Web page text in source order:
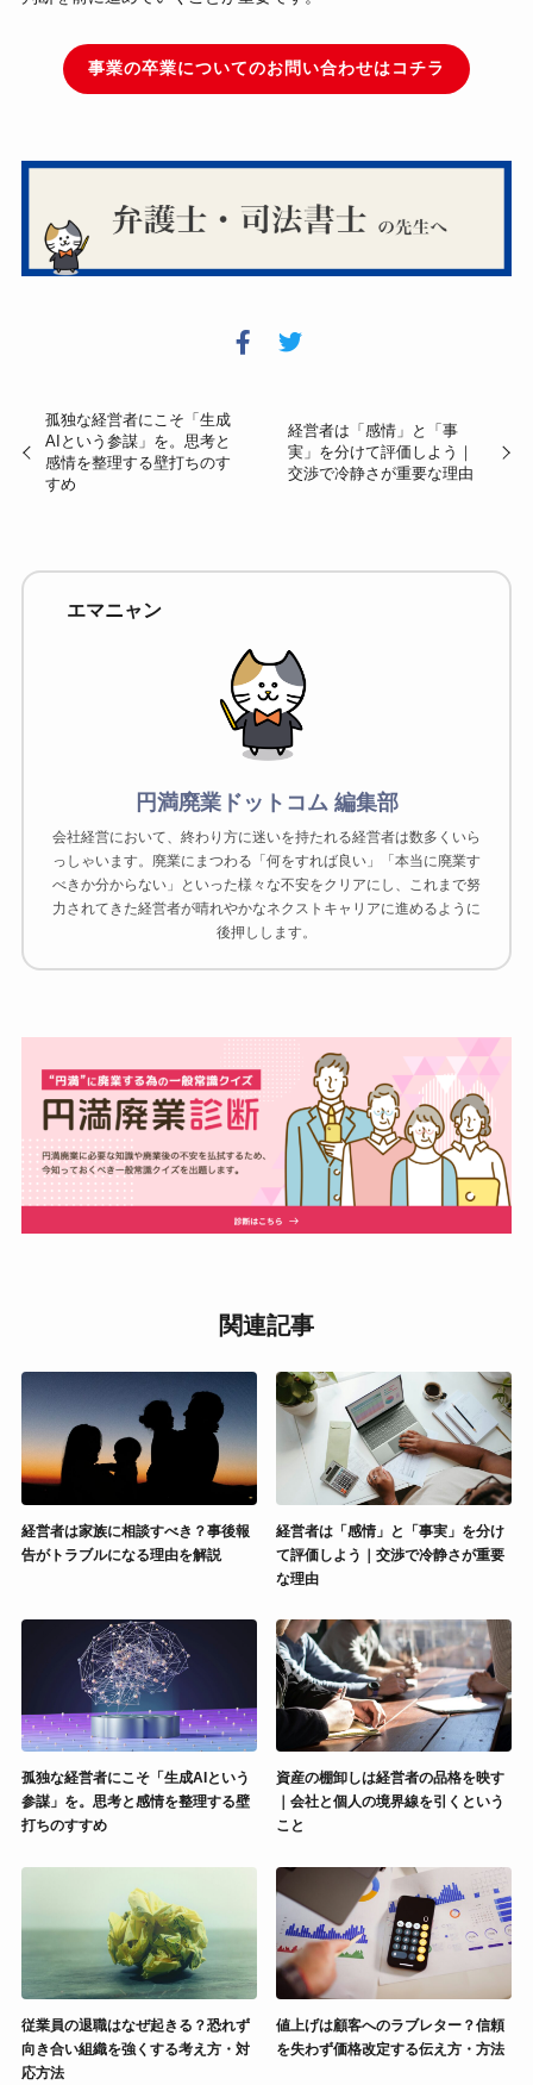
事業の卒業についてのお問い合わせはコチラ
孤独な経営者にこそ「生成
AIという参謀」を。思考と
感情を整理する壁打ちのす
すめ
経営者は「感情」と「事
実」を分けて評価しよう｜
交渉で冷静さが重要な理由
エマニャン
円満廃業ドットコム 編集部
会社経営において、終わり方に迷いを持たれる経営者は数多くいら
っしゃいます。廃業にまつわる「何をすれば良い」「本当に廃業す
べきか分からない」といった様々な不安をクリアにし、これまで努
力されてきた経営者が晴れやかなネクストキャリアに進めるように
後押しします。
関連記事
経営者は家族に相談すべき？事後報
告がトラブルになる理由を解説
経営者は「感情」と「事実」を分け
て評価しよう｜交渉で冷静さが重要
な理由
孤独な経営者にこそ「生成AIという
参謀」を。思考と感情を整理する壁
打ちのすすめ
資産の棚卸しは経営者の品格を映す
｜会社と個人の境界線を引くという
こと
従業員の退職はなぜ起きる？恐れず
向き合い組織を強くする考え方・対
応方法
値上げは顧客へのラブレター？信頼
を失わず価格改定する伝え方・方法